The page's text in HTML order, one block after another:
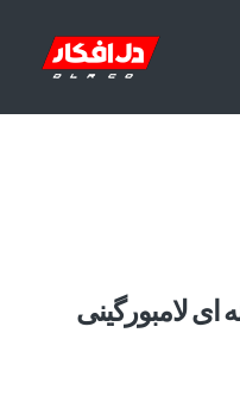
ای لامبورگینی